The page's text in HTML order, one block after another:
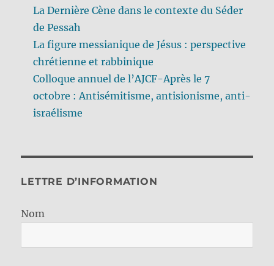
La Dernière Cène dans le contexte du Séder
de Pessah
La figure messianique de Jésus : perspective
chrétienne et rabbinique
Colloque annuel de l’AJCF-Après le 7
octobre : Antisémitisme, antisionisme, anti-
israélisme
LETTRE D’INFORMATION
Nom